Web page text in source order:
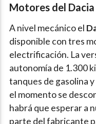
Motores del
A nivel mecánico el
disponible con tres
electrificación. La
autonomía de 1.300
tanques de gasolina
el momento se
habrá que esperar a
parte del fabricante